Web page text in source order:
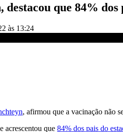
que 84%
às 13:24
, afirmou que a vacinação não
acrescentou que 84% dos pais do